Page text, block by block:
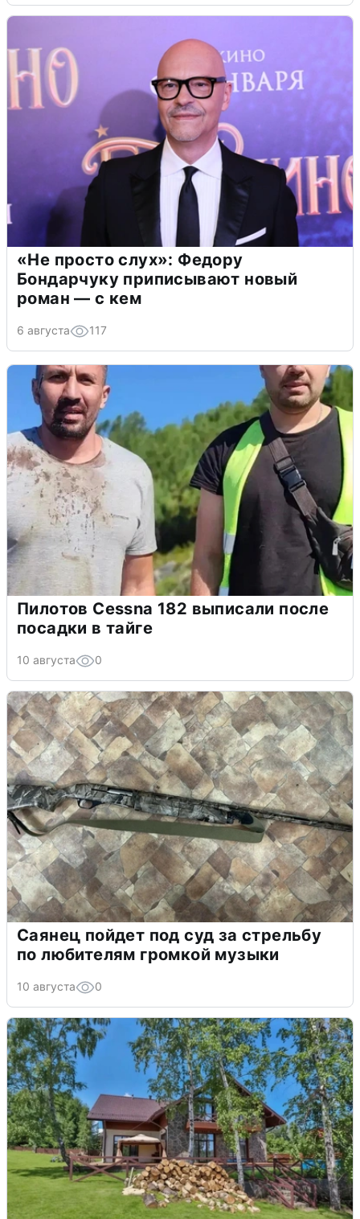
«Не просто слух»: Федору
Бондарчуку приписывают новый
роман — с кем
6 августа 117
Пилотов Cessna 182 выписали после
посадки в тайге
10 августа 0
Саянец пойдет под суд за стрельбу
по любителям громкой музыки
10 августа 0